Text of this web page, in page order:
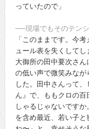
っていたので」
──現場でもそのテン
「このままです。今
ュール表を失くして
大御所の田中要次さ
の低い声で微笑みな
した。田中さんって
ん』で、ももクロの
しゃるじゃないです
を含め最近、若い子